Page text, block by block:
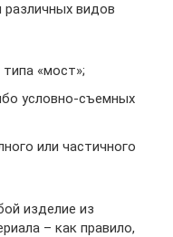
видов
«мост»;
условно-съемных
или частичного
изделие из
– как правило,